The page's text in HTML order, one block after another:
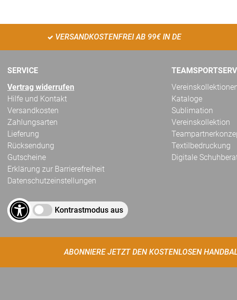
VERSANDKOSTENFREI AB 99€ IN DE
SERVICE
Vertrag widerrufen
Hilfe und Kontakt
Versandkosten
Zahlungsarten
Lieferung
Rücksendung
Gutscheine
Erklärung zur Barrierefreiheit
Datenschutzeinstellungen
Kontrastmodus aus
Kataloge
Sublimation
Vereinskollektion
Textilbedruckung
Digitale
ABONNIERE JETZT DEN KOSTENLOSEN